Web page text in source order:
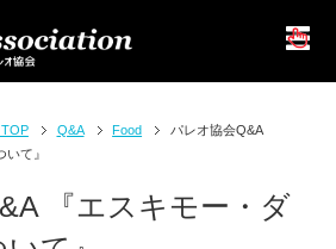
Q&A Food
パレオ協会Q&A
て』
『エスキモー・ダ